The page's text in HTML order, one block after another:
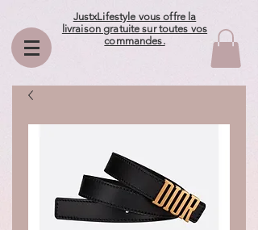
JustxLifestyle vous offre la
livraison gratuite sur toutes vos
commandes.